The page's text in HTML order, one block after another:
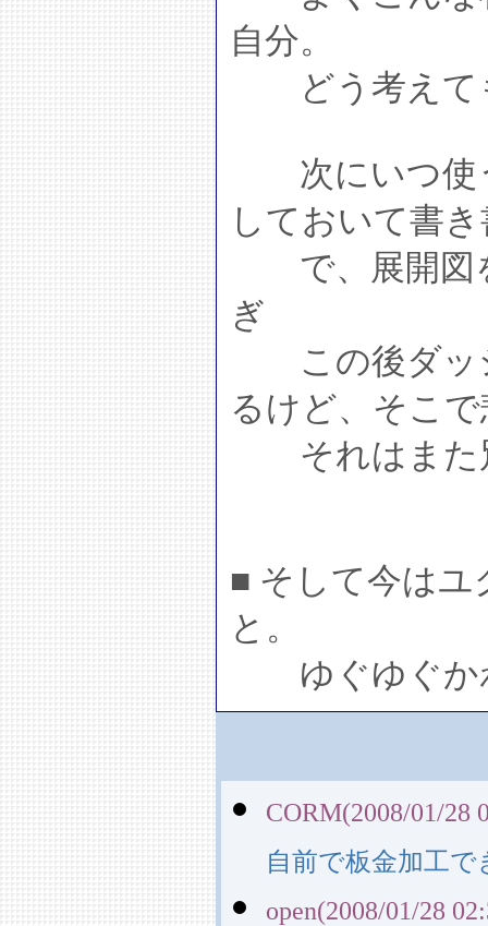
自分。
どう考えて
次にいつ使
しておいて書
で、展開図を
ぎ
この後ダッ
るけど、そこ
それはまた
■ そして今はユ
と。
ゆぐゆぐか
CORM(2008/01/28
自前で板金加工
open(2008/01/28